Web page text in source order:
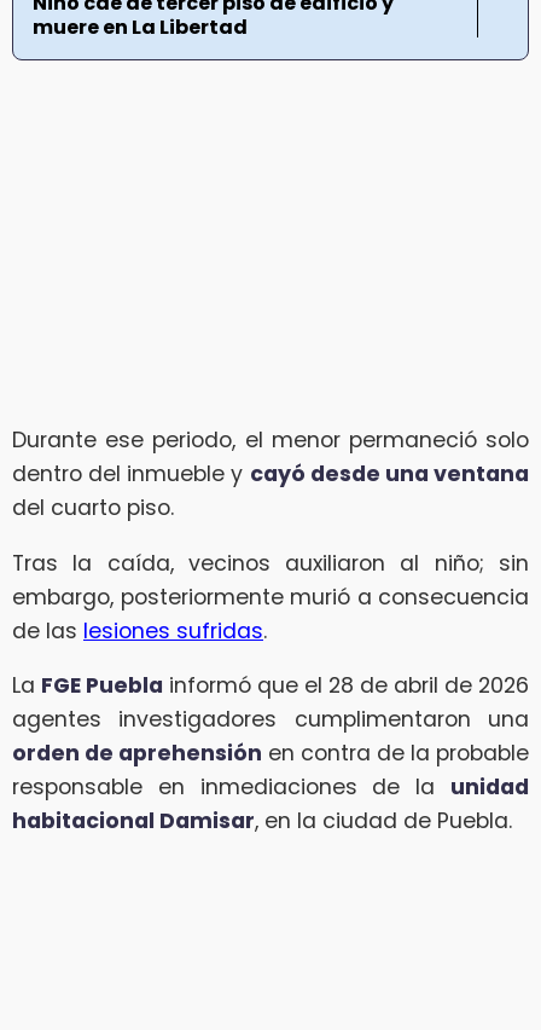
muere en La Libertad
Durante ese periodo, el menor permaneció solo
dentro del inmueble y cayó desde una ventana
del cuarto piso.
Tras la caída, vecinos auxiliaron al niño; sin
embargo, posteriormente murió a consecuencia
de las lesiones sufridas.
La FGE Puebla informó que el 28 de abril de 2026
agentes investigadores cumplimentaron una
orden de aprehensión en contra de la probable
responsable en inmediaciones de la unidad
habitacional Damisar, en la ciudad de Puebla.